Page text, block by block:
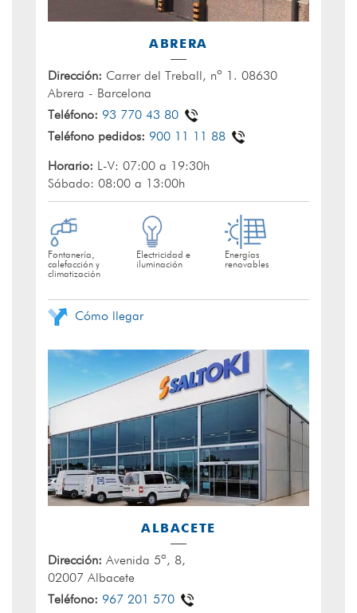
ABRERA
Dirección: Carrer del Treball, nº 1. 08630
Abrera - Barcelona
Teléfono: 93 770 43 80
Teléfono pedidos: 900 11 11 88
Horario: L-V: 07:00 a 19:30h
Sábado: 08:00 a 13:00h
Fontanería,
calefacción y
climatización
Electricidad e
iluminación
Energías
renovables
Cómo llegar
ALBACETE
Dirección: Avenida 5ª, 8,
02007 Albacete
Teléfono: 967 201 570